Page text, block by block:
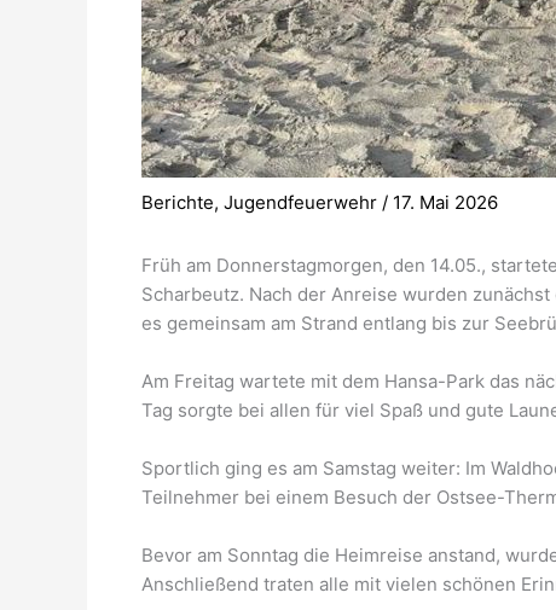
Berichte, Jugendfeuerwehr / 17. Mai 2026
Früh am Donnerstagmorgen, den 14.05.,
Scharbeutz. Nach der Anreise wurden
es gemeinsam am Strand entlang bis zur
Am Freitag wartete mit dem Hansa-Park das
Tag sorgte bei allen für viel Spaß und gute
Sportlich ging es am Samstag weiter: Im
Teilnehmer bei einem Besuch der Ostsee-
Bevor am Sonntag die Heimreise anstand,
Anschließend traten alle mit vielen schönen